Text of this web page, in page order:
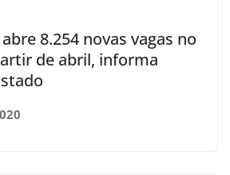
8.254 novas vagas no
de abril, informa